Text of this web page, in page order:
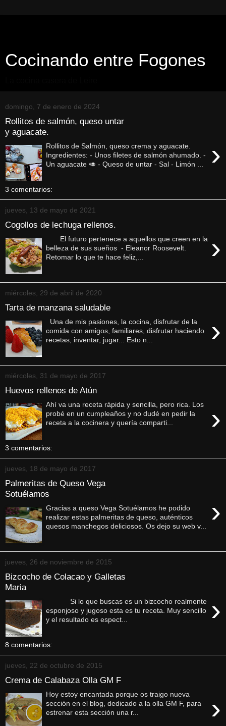
Cocinando entre Fogones
domingo, 7 de enero de 2024
Rollitos de salmón, queso untar
y aguacate.
›
Rollitos de Salmón, queso crema y aguacate.
Ingredientes: - Unos filetes de salmón ahumado. -
Un aguacate 🥑 - Queso de untar - Sal - Limón ...
3 comentarios:
jueves, 13 de mayo de 2021
Cogollos de lechuga rellenos.
›
El futuro pertenece a aquellos que creen en la
belleza de sus sueños - Eleanor Roosevelt.
Retomar lo que te hace feliz,...
miércoles, 29 de abril de 2020
Tarta de manzana saludable
›
Una de mis pasiones, la cocina, disfrutar de la
comida con amigos, familiares, disfrutar haciendo
recetas, inventar, jugar... Esto n...
miércoles, 31 de mayo de 2017
Huevos rellenos de Atún
›
Ahí va una receta rápida y sencilla, pero rica. Los
probé en un cumpleaños y no dudé en pedir la
receta a la cocinera y quería comparti...
3 comentarios:
jueves, 18 de mayo de 2017
Palmeritas de Queso Vega
Sotuélamos
›
Gracias a queso Vega Sotuélamos he podido
realizar estas palmeritas de queso, auténticos
quesos manchegos deliciosos. Os dejo su web v...
jueves, 26 de noviembre de 2015
Bizcocho de Colacao y Galletas
Maria
›
Si lo que buscas es un bizcocho realmente
esponjoso y jugoso esta es tu receta. Muy sencillo
y el resultado es espect...
8 comentarios:
jueves, 22 de octubre de 2015
Crema de Calabaza Olla GM F
›
Hoy estoy encantada porque os traigo nueva
sección en el blog, dedicado a la olla GM F, para
estrenar esta sección una r...